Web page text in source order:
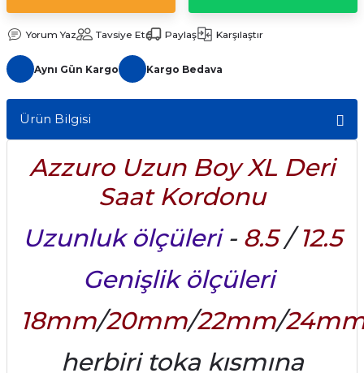
Yorum Yaz Tavsiye Et Paylaş Karşılaştır
Aynı Gün Kargo Kargo Bedava
Ürün Bilgisi
Azzuro Uzun Boy XL Deri
Saat Kordonu
Uzunluk ölçüleri- 8.5/12.5
Genişlik ölçüleri
18mm/20mm/22mm/
herbiri toka kısmına